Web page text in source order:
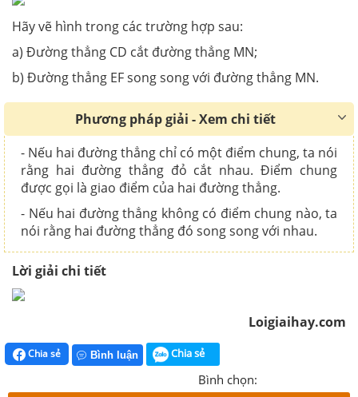
Hãy vẽ hình trong các trường hợp sau:
a) Đường thẳng CD cắt đường thẳng MN;
b) Đường thẳng EF song song với đường thẳng MN.
Phương pháp giải - Xem chi tiết
- Nếu hai đường thẳng chỉ có một điểm chung, ta nói
rằng hai đường thẳng đỏ cắt nhau. Điểm chung
được gọi là giao điểm của hai đường thẳng.
- Nếu hai đường thẳng không có điểm chung nào, ta
nói rằng hai đường thẳng đó song song với nhau.
Lời giải chi tiết
Loigiaihay.com
Chia sẻ Bình luận Chia sẻ
Bình chọn: